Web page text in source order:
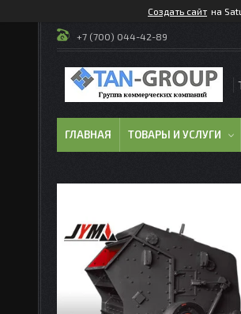
Создать сайт на
+7 (700) 044-42-89
ГЛАВНАЯ ТОВАРЫ И УСЛУГИ